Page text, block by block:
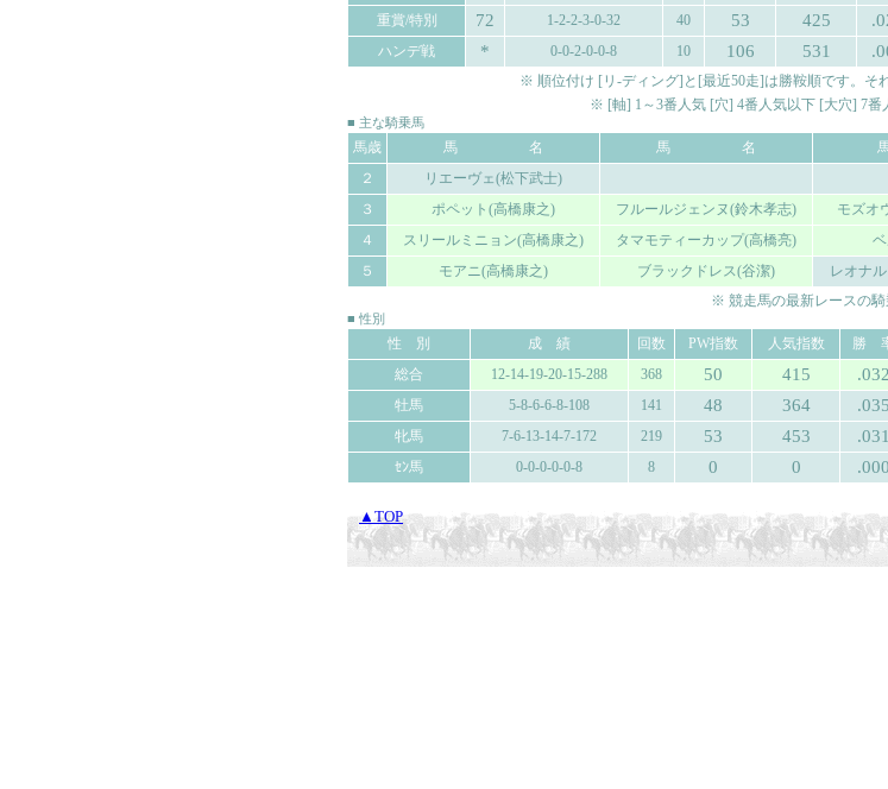
重賞/特別 72 1-2-2-3-0-32 40 53 425
ハンデ戦 * 0-0-2-0-0-8 10 106 531
※ 順位付け [リ-ディング]と[最近50走]は勝鞍順です。そ
※ [軸] 1～3番人気 [穴] 4番人気以下 [大穴] 7番
■ 主な騎乗馬
馬歳 馬 名 馬 名
２
リエーヴェ(松下武士)
３
ポペット(高橋康之) フルールジェンヌ(鈴木孝志)
モズオ
４
スリールミニョン(高橋康之) タマモティーカップ(高橋亮)
５
モアニ(高橋康之) ブラックドレス(谷潔)
レオナ
※ 競走馬の最新レースの騎
■ 性別
性 別 成 績 回数 PW指数 人気指数 勝
総合
12-14-19-20-15-288 368 50 415 .032
牡馬 5-8-6-6-8-108 141 48 364 .035
牝馬 7-6-13-14-7-172 219 53 453 .031
ｾﾝ馬 0-0-0-0-0-8 8 0 0 .000
▲TOP